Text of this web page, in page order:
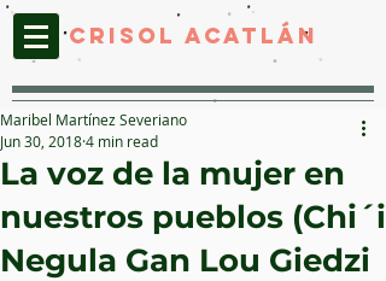
CRISOL ACATLáN
La voz de la mujer en
nuestros pueblos (Chi´i
Negula Gan Lou Giedzi
Maribel Martínez Severiano
Jun 30, 20184 min read